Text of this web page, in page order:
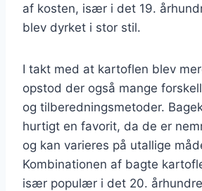
af kosten, især i det 19.
blev dyrket i stor stil.
I takt med at kartoflen blev
opstod der også mange
og tilberedningsmetoder.
hurtigt en favorit, da de er
og kan varieres på utallige
Kombinationen af bagte
især populær i det 20.